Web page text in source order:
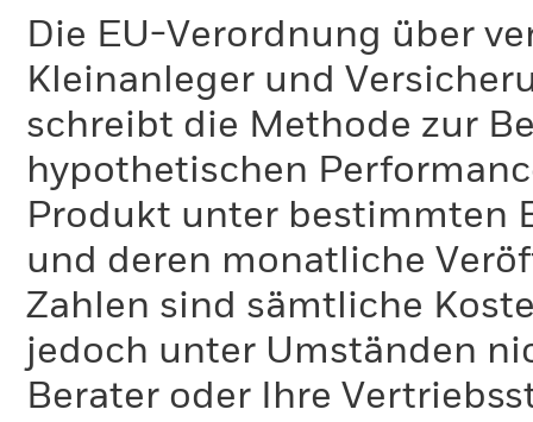
Die EU-Verordnung über
Kleinanleger und
schreibt die Methode zur
hypothetischen
Produkt unter bestimmten
und deren monatliche
Zahlen sind sämtliche
jedoch unter Umständen
Berater oder Ihre